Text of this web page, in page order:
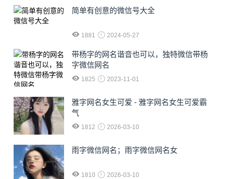
简单有创意的微信号大全
1881 2024-05-27
​带杨字的网名谐音也可以，独特微信带杨
字微信网名
1825 2023-11-01
雅字网名女生可爱 - 雅字网名女生可爱霸
气
1812 2026-03-10
雨字微信网名；雨字微信网名女
1810 2026-03-10